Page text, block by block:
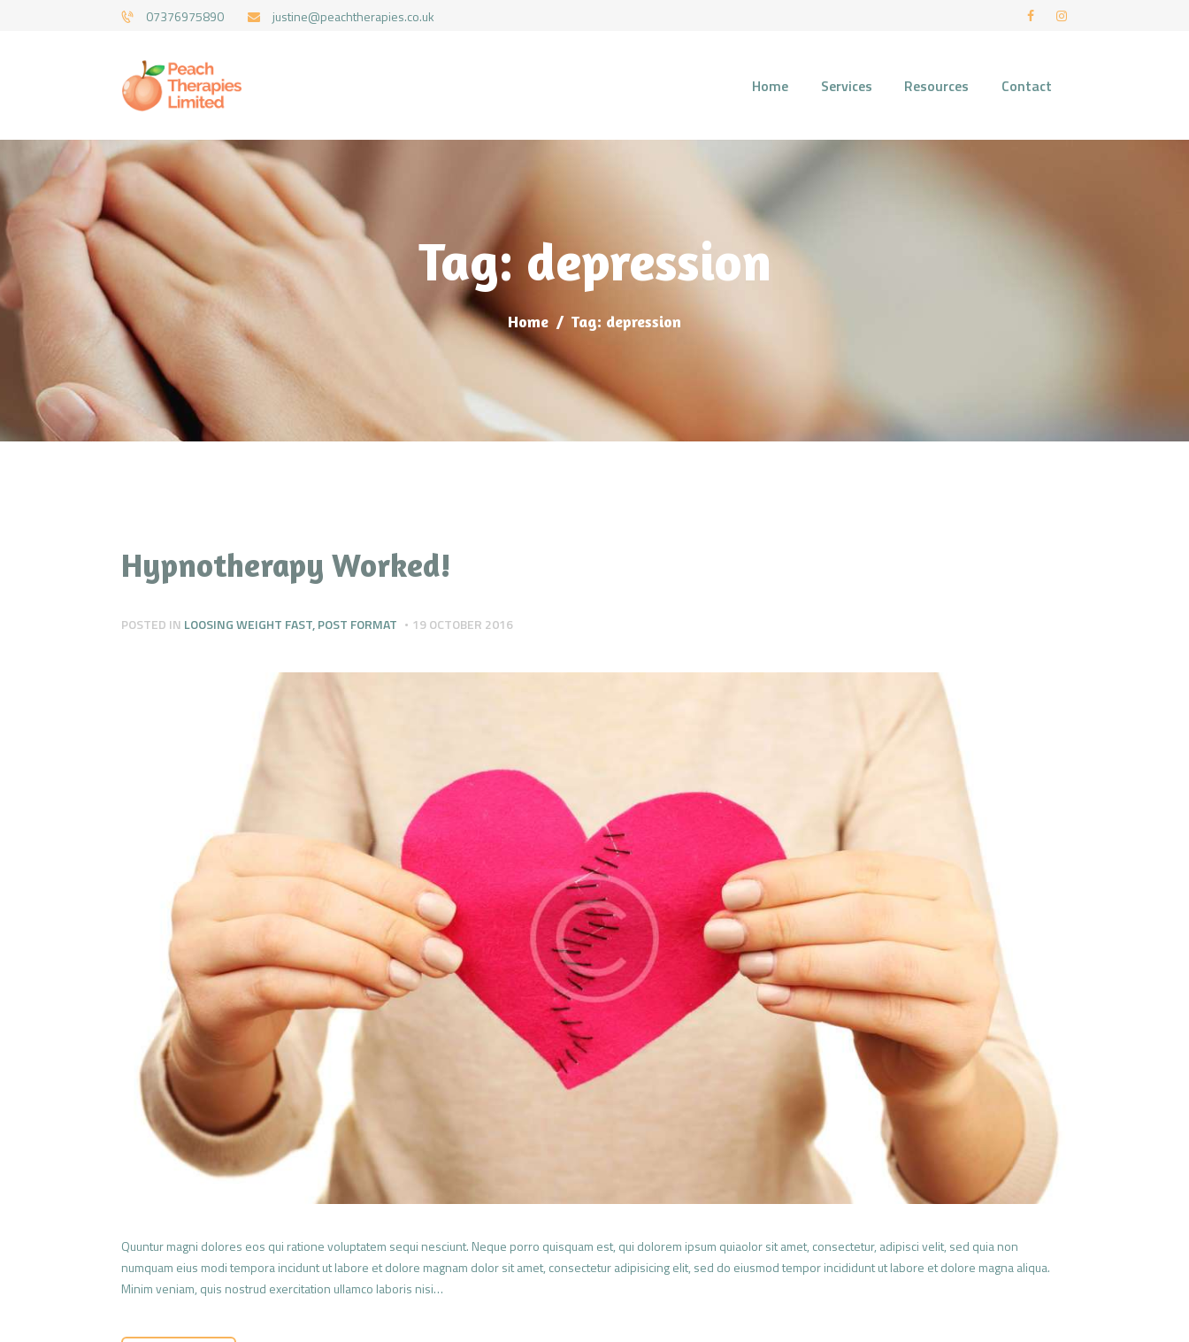
07376975890 justine@peachtherapies.co.uk
Home Services Resources Contact
Tag: depression
Home Tag: depression
HOME
Hypnotherapy Worked!
POSTED IN LOOSING WEIGHT FAST,POST FORMAT 19 OCTOBER 2016
Quuntur magni dolores eos qui ratione voluptatem sequi nesciunt. Neque porro quisquam est, qui dolorem ipsum quiaolor sit amet, consectetur, adipisci velit, sed quia non
numquam eius modi tempora incidunt ut labore et dolore magnam dolor sit amet, consectetur adipisicing elit, sed do eiusmod tempor incididunt ut labore et dolore magna aliqua.
Minim veniam, quis nostrud exercitation ullamco laboris nisi…